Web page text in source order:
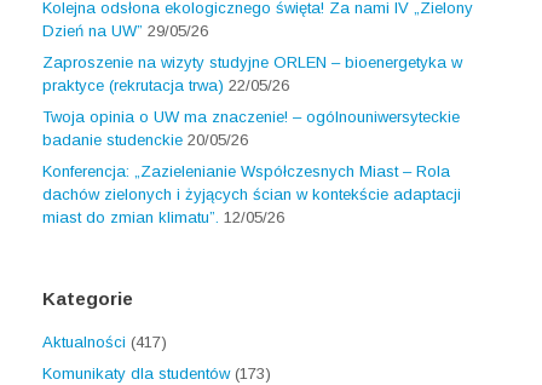
Kolejna odsłona ekologicznego święta! Za nami IV „Zielony
Dzień na UW” 29/05/26
Zaproszenie na wizyty studyjne ORLEN – bioenergetyka w
praktyce (rekrutacja trwa) 22/05/26
Twoja opinia o UW ma znaczenie! – ogólnouniwersyteckie
badanie studenckie 20/05/26
Konferencja: „Zazielenianie Współczesnych Miast – Rola
dachów zielonych i żyjących ścian w kontekście adaptacji
miast do zmian klimatu”. 12/05/26
Kategorie
Aktualności (417)
Komunikaty dla studentów(173)